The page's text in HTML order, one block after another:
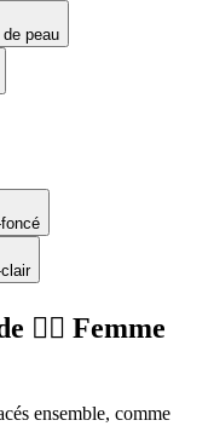
peau
🚣‍♀️ Femme
ensemble, comme